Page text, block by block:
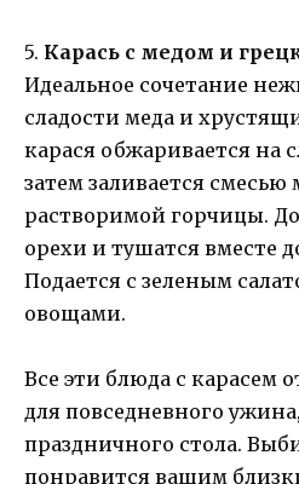
5. Карась с медом и
Идеальное сочетание
сладости меда и
карася обжаривается на
затем заливается смесью
растворимой горчицы.
орехи и тушатся вместе
Подается с зеленым
овощами.
Все эти блюда с карасем
для повседневного
праздничного стола.
понравится вашим